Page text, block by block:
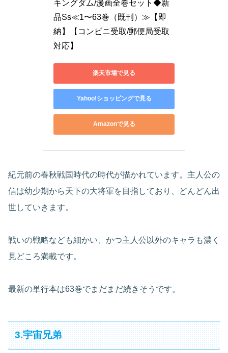
キングダム/漫画全巻セット◆新
品Ss≪1〜63巻（既刊）≫【即
納】【コンビニ受取/郵便局受取
対応】
楽天市場で見る
Yahoo!ショッピングで見る
Amazonで見る
紀元前の春秋戦国時代の時代が描かれています。主人公の
信は幼少期から天下の大将軍を目指しており、どんどん出
世していきます。
戦いの戦略なども細かい、かつ主人公以外のキャラも濃く
見どころ満載です。
最新の単行本は63巻でまだまだ続きそうです。
3.宇宙兄弟